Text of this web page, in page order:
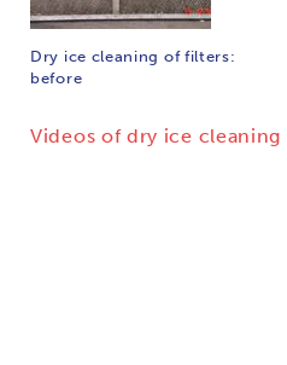
Dry ice cleaning of filters:
before
Videos of dry ice cleaning